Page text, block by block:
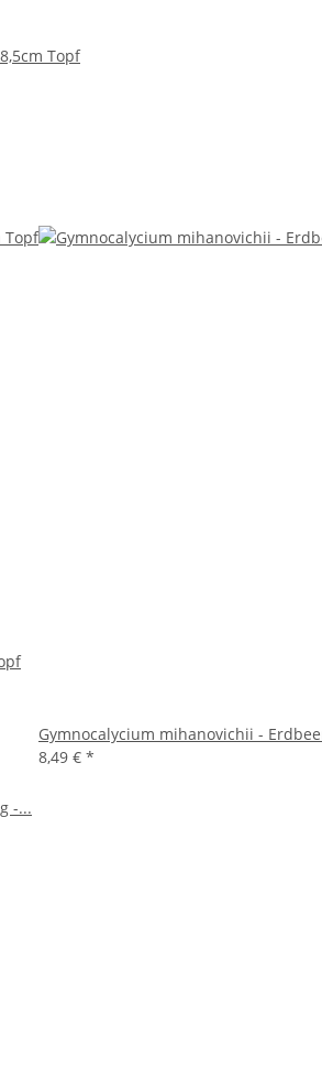
Topf
Gymnocalycium mihanovichii -
8,49 € *